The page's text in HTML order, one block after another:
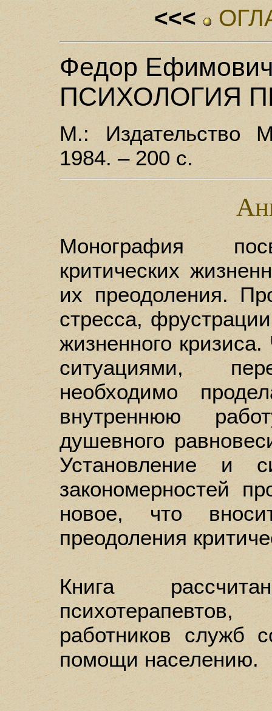
<<<
Федор
ПСИХОЛОГИЯ
М.: Издательство
1984. – 200 с.
Монография
критических
их преодоления.
стресса,
жизненного
ситуациями,
необходимо
внутреннюю
душевного
Установление и
закономерностей
новое, что
преодоления
Книга
работников служб
помощи населению.